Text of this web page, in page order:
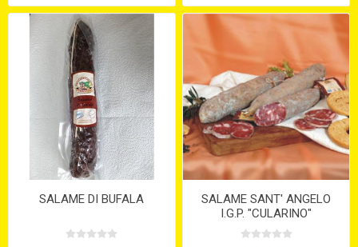
SALAME DI BUFALA
SALAME SANT' ANGELO
I.G.P. "CULARINO"